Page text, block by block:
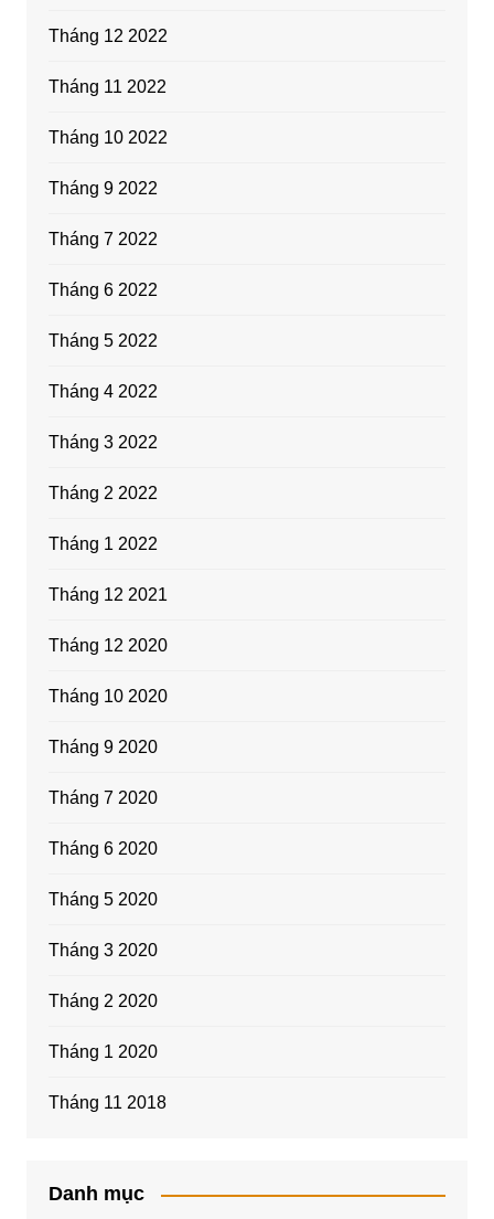
Tháng 12 2022
Tháng 11 2022
Tháng 10 2022
Tháng 9 2022
Tháng 7 2022
Tháng 6 2022
Tháng 5 2022
Tháng 4 2022
Tháng 3 2022
Tháng 2 2022
Tháng 1 2022
Tháng 12 2021
Tháng 12 2020
Tháng 10 2020
Tháng 9 2020
Tháng 7 2020
Tháng 6 2020
Tháng 5 2020
Tháng 3 2020
Tháng 2 2020
Tháng 1 2020
Tháng 11 2018
Danh mục